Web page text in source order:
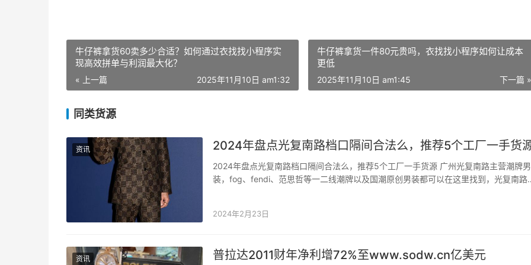
牛仔裤拿货60卖多少合适？如何通过衣找找小程序实
现高效拼单与利润最大化？
« 上一篇 2025年11月10日 am1:32
牛仔裤拿货一件80元贵吗，衣找找小程序如何让成本
更低
下一篇 »
2025年11月10日 am1:45
同类货源
资讯 2024年盘点光复南路档口隔间合法么，推荐5个工厂一手货
2024年盘点光复南路档口隔间合法么，推荐5个工厂一手货源 广州光复南路主营潮牌男
装，fog、fendi、范思哲等一二线潮牌以及国潮原创男装都可以在这里找到，光复南路
2024年2月23日
资讯 普拉达2011财年净利增72%至www.sodw.cn亿美元